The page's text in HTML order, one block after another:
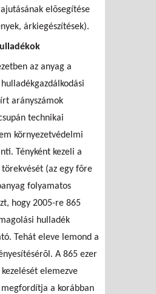
elõsegítése
árkiegészítések).
az anyag a
arányszámok
technikai
környezetvédelmi
Tényként kezeli a
(az egy fõre
folyamatos
hogy 2005-re 865
hulladék
Tehát eleve lemond a
A 865 ezer
elemezve
a korábban